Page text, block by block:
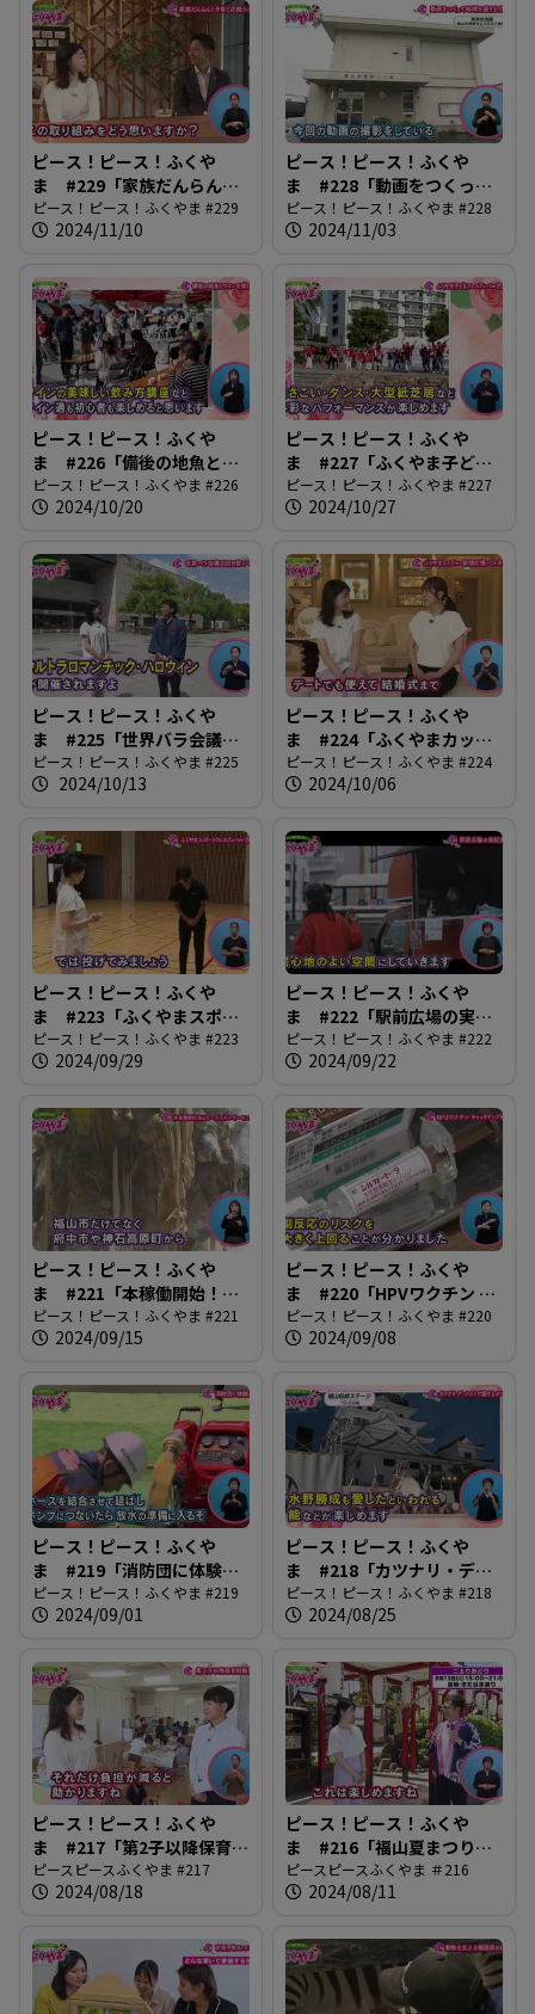
ピース！ピース！ふくや
ま #229「家族だんらん！
子育て応援ウィーク」
ピース！ピース！ふくやま #229
2024/11/10
ピース！ピース！ふくや
ま #228「動画をつくって
地域を盛り上げよう」
ピース！ピース！ふくやま #228
2024/11/03
ピース！ピース！ふくや
ま #226「備後の地魚とワ
インを楽しもう」
ピース！ピース！ふくやま #226
2024/10/20
ピース！ピース！ふくや
ま #227「ふくやま子ども
フェスティバル2024」
ピース！ピース！ふくやま #227
2024/10/27
ピース！ピース！ふくや
ま #225「世界バラ会議
200日前イベント」
ピース！ピース！ふくやま #225
2024/10/13
ピース！ピース！ふくや
ま #224「ふくやまカップ
ル・新婚応援パスポート」
ピース！ピース！ふくやま #224
2024/10/06
ピース！ピース！ふくや
ま #223「ふくやまスポー
ツフェスティバル2024」
ピース！ピース！ふくやま #223
2024/09/29
ピース！ピース！ふくや
ま #222「駅前広場の実証
実験」
ピース！ピース！ふくやま #222
2024/09/22
ピース！ピース！ふくや
ま #221「本稼働開始！ふ
くやまローズエネルギーセ
ンター」
ピース！ピース！ふくやま #221
2024/09/15
ピース！ピース！ふくや
ま #220「HPVワクチン キ
ャッチアップ接種」
ピース！ピース！ふくやま #220
2024/09/08
ピース！ピース！ふくや
ま #219「消防団に体験入
団」
ピース！ピース！ふくやま #219
2024/09/01
ピース！ピース！ふくや
ま #218「カツナリ・デ・
ナイトで盛り上がろう」
ピース！ピース！ふくやま #218
2024/08/25
ピース！ピース！ふくや
ま #217「第2子以降保育料
無償化」
ピースピースふくやま #217
2024/08/18
ピース！ピース！ふくや
ま #216「福山夏まつり
2024」
ピースピースふくやま ＃216
2024/08/11